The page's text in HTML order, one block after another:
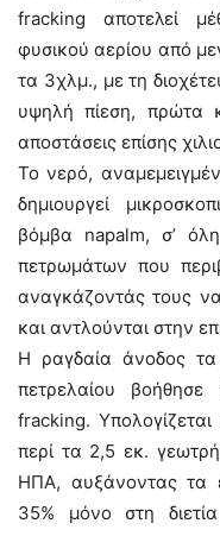
fracking αποτελεί
φυσικού αερίου από
τα 3χλμ., με τη
υψηλή πίεση, πρώτα
αποστάσεις επίσης
Το νερό,
δημιουργεί
βόμβα napalm, σ’
πετρωμάτων που
αναγκάζοντάς τους
και αντλούνται στην
Η ραγδαία άνοδος τα
πετρελαίου
fracking.
περί τα 2,5 εκ.
ΗΠΑ, αυξάνοντας τα
35% μόνο στη